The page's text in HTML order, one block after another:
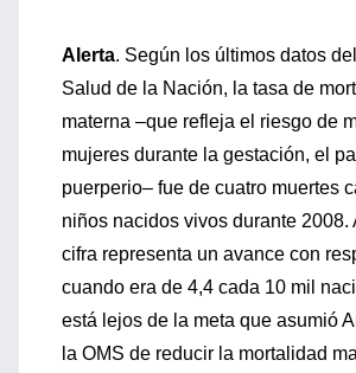
Alerta. Según los últimos datos
Salud de la Nación, la tasa de
materna –que refleja el riesgo de
mujeres durante la gestación, el
puerperio– fue de cuatro muertes
niños nacidos vivos durante 2008.
cifra representa un avance con
cuando era de 4,4 cada 10 mil
está lejos de la meta que asumió
la OMS de reducir la mortalidad